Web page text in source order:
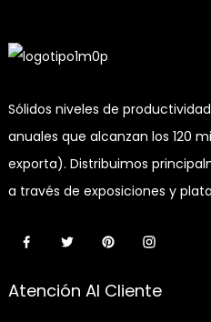
Sólidos niveles de
anuales que alcanzan los 120
exporta). Distribuimos
a través de exposiciones y
Atención Al Cliente